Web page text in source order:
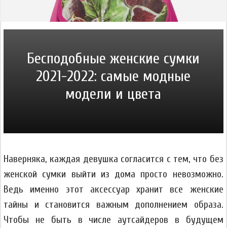
Бесподобные женские сумки
2021-2022: самые модные
модели и цвета
Наверняка, каждая девушка согласится с тем, что без
женской сумки выйти из дома просто невозможно.
Ведь именно этот аксессуар хранит все женские
тайны и становится важным дополнением образа.
Чтобы не быть в числе аутсайдеров в будущем